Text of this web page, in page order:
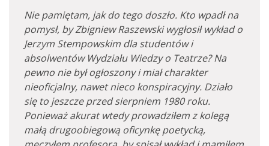
Nie pamiętam, jak do tego doszło. Kto wpadł na
pomysł, by Zbigniew Raszewski wygłosił wykład o
Jerzym Stempowskim dla studentów i
absolwentów Wydziału Wiedzy o Teatrze? Na
pewno nie był ogłoszony i miał charakter
nieoficjalny, nawet nieco konspiracyjny. Działo
się to jeszcze przed sierpniem 1980 roku.
Ponieważ akurat wtedy prowadziłem z kolegą
małą drugoobiegową oficynkę poetycką,